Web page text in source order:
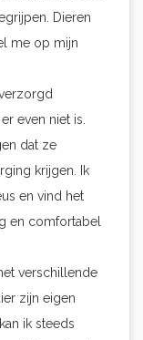
Dieren
me op mijn
even niet is.
dat ze
krijgen. Ik
en vind het
en comfortabel
verschillende
zijn eigen
ik steeds